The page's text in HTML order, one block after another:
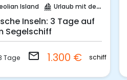
Island sailing Urlaub mit dem Segelboot
Inseln: 3 Tage auf
Segelschiff
Tage email 1.300 € schiff